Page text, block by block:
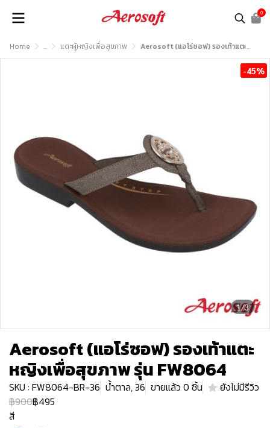
0
Home ... แตะผู้หญิงเพื่อสุขภาพ Aerosoft (แอโร่ซอฟ) รองเท้าแตะหญิงเพื่อสุขภาพ รุ่น FW8064
1/3
-45%
Aerosoft (แอโร่ซอฟ) รองเท้าแตะ
หญิงเพื่อสุขภาพ รุ่น FW8064
SKU : FW8064-BR-36 น้ำตาล, 36 ขายแล้ว 0 ชิ้น
ยังไม่มีรีวิว
฿900฿495
สี